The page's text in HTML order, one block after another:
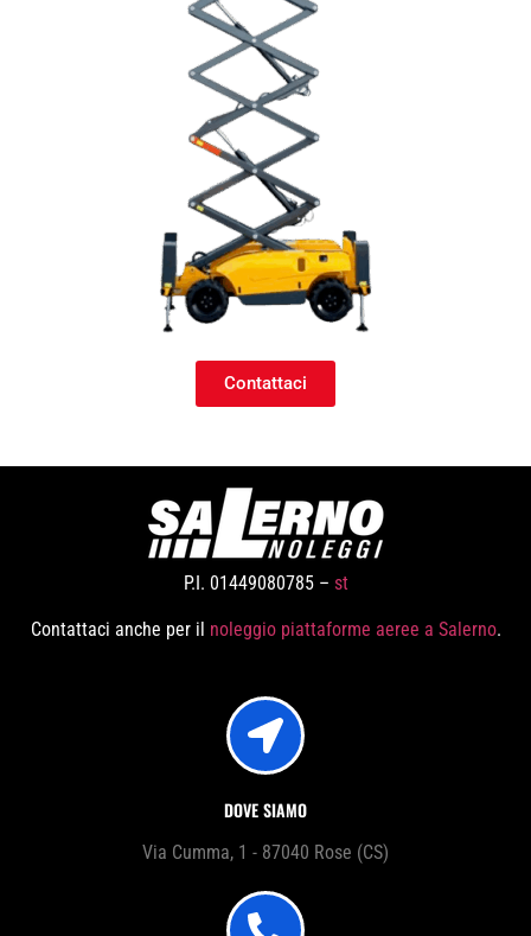
Contattaci
P.I. 01449080785 – st
Contattaci anche per il noleggio piattaforme aeree a Salerno.
DOVE SIAMO
Via Cumma, 1 - 87040 Rose (CS)